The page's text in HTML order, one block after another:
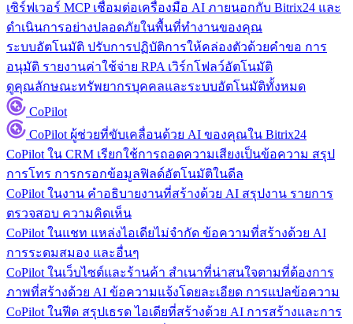
เซิร์ฟเวอร์ MCP เชื่อมต่อเครื่องมือ AI ภายนอกกับ Bitrix24 และ
ดำเนินการอย่างปลอดภัยในพื้นที่ทำงานของคุณ
ระบบอัตโนมัติ ปรับการปฏิบัติการให้คล่องตัวด้วยคำขอ การ
อนุมัติ รายงานค่าใช้จ่าย RPA เวิร์กโฟลว์อัตโนมัติ
ดูคุณลักษณะทรัพยากรบุคคลและระบบอัตโนมัติทั้งหมด
CoPilot
CoPilot ผู้ช่วยที่ขับเคลื่อนด้วย AI ของคุณใน Bitrix24
CoPilot ใน CRM เรียกใช้การถอดความเสียงเป็นข้อความ สรุป
การโทร การกรอกข้อมูลฟิลด์อัตโนมัติในดีล
CoPilot ในงาน คำอธิบายงานที่สร้างด้วย AI สรุปงาน รายการ
ตรวจสอบ ความคิดเห็น
CoPilot ในแชท แหล่งไอเดียไม่จำกัด ข้อความที่สร้างด้วย AI
การระดมสมอง และอื่นๆ
CoPilot ในเว็บไซต์และร้านค้า สำเนาที่น่าสนใจตามที่ต้องการ
ภาพที่สร้างด้วย AI ข้อความแจ้งโดยละเอียด การแปลข้อความ
CoPilot ในฟีด สรุปเธรด ไอเดียที่สร้างด้วย AI การสร้างและการ